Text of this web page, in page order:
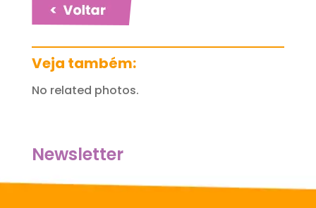
Veja também:
No related photos.
Newsletter